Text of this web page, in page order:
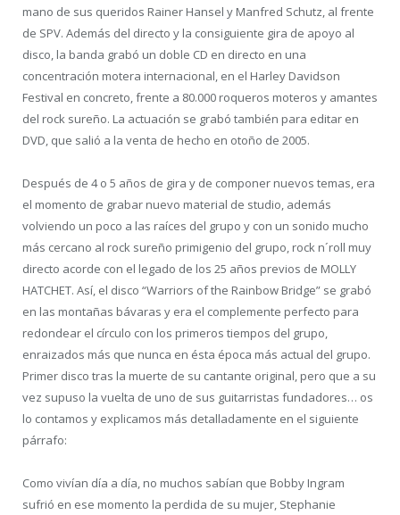
mano de sus queridos Rainer Hansel y Manfred Schutz, al frente
de SPV. Además del directo y la consiguiente gira de apoyo al
disco, la banda grabó un doble CD en directo en una
concentración motera internacional, en el Harley Davidson
Festival en concreto, frente a 80.000 roqueros moteros y amantes
del rock sureño. La actuación se grabó también para editar en
DVD, que salió a la venta de hecho en otoño de 2005.
Después de 4 o 5 años de gira y de componer nuevos temas, era
el momento de grabar nuevo material de studio, además
volviendo un poco a las raíces del grupo y con un sonido mucho
más cercano al rock sureño primigenio del grupo, rock n´roll muy
directo acorde con el legado de los 25 años previos de MOLLY
HATCHET. Así, el disco “Warriors of the Rainbow Bridge” se grabó
en las montañas bávaras y era el complemente perfecto para
redondear el círculo con los primeros tiempos del grupo,
enraizados más que nunca en ésta época más actual del grupo.
Primer disco tras la muerte de su cantante original, pero que a su
vez supuso la vuelta de uno de sus guitarristas fundadores… os
lo contamos y explicamos más detalladamente en el siguiente
párrafo:
Como vivían día a día, no muchos sabían que Bobby Ingram
sufrió en ese momento la perdida de su mujer, Stephanie